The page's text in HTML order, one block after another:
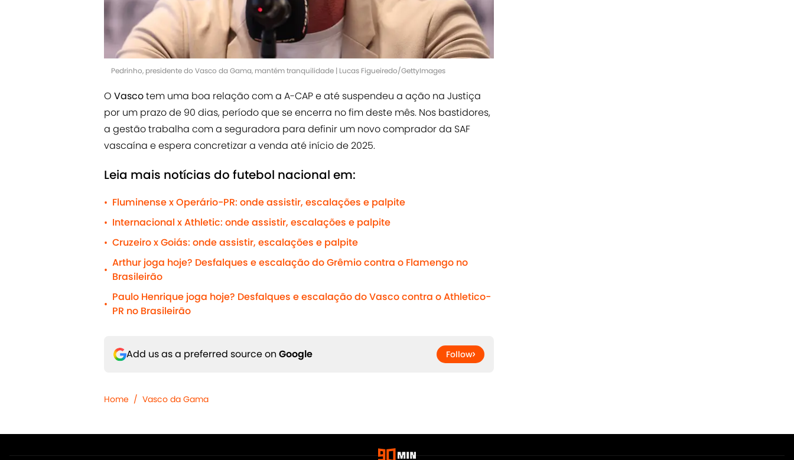
Pedrinho, presidente do Vasco da Gama, mantém tranquilidade | Lucas Figueiredo/GettyImages
O Vascotem uma boa relação com a A-CAP e até suspendeu a ação na Justiça
por um prazo de 90 dias, período que se encerra no fim deste mês. Nos bastidores,
a gestão trabalha com a seguradora para definir um novo comprador da SAF
vascaína e espera concretizar a venda até início de 2025.
Leia mais notícias do futebol nacional em:
• Fluminense x Operário-PR: onde assistir, escalações e palpite
• Internacional x Athletic: onde assistir, escalações e palpite
• Cruzeiro x Goiás: onde assistir, escalações e palpite
•
Arthur joga hoje? Desfalques e escalação do Grêmio contra o Flamengo no
Brasileirão
•
Paulo Henrique joga hoje? Desfalques e escalação do Vasco contra o Athletico-
PR no Brasileirão
Add us as a preferred source on Google Follow
Home / Vasco da Gama